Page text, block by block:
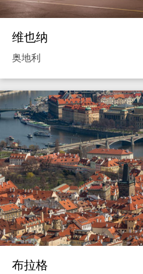
维也纳
奥地利
布拉格